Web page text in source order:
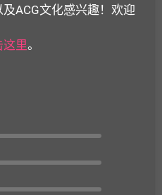
ACG文化感兴趣！欢迎
这里。